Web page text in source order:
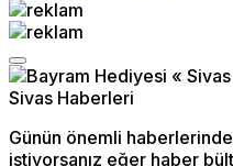
Günün önemli
istiyorsanız eğer haber